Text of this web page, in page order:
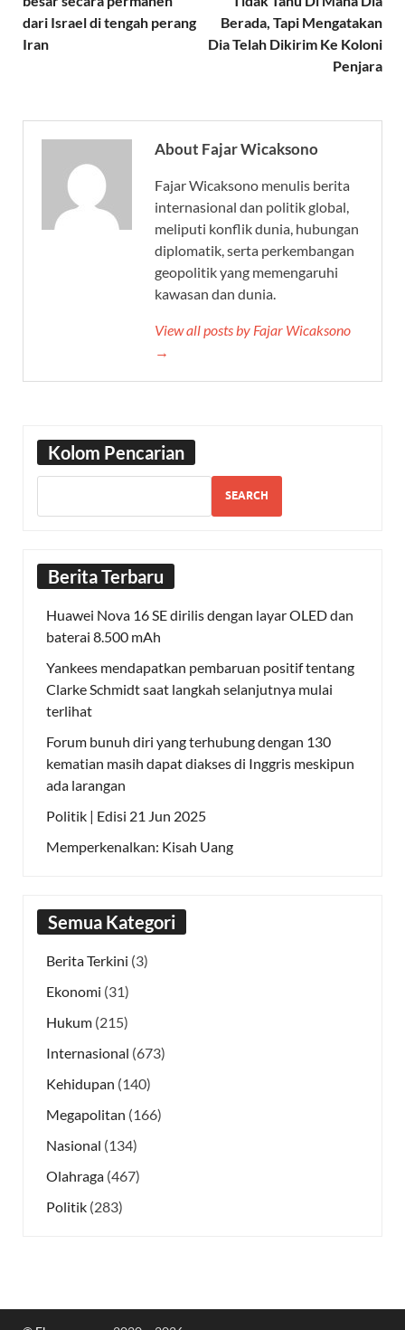
dari Israel di tengah perang
Iran
Berada, Tapi Mengatakan
Dia Telah Dikirim Ke Koloni
Penjara
About Fajar Wicaksono
Fajar Wicaksono menulis berita
internasional dan politik global,
meliputi konflik dunia, hubungan
diplomatik, serta perkembangan
geopolitik yang memengaruhi
kawasan dan dunia.
View all posts by Fajar Wicaksono
→
Kolom Pencarian
SEARCH
Berita Terbaru
Huawei Nova 16 SE dirilis dengan layar OLED dan
baterai 8.500 mAh
Yankees mendapatkan pembaruan positif tentang
Clarke Schmidt saat langkah selanjutnya mulai
terlihat
Forum bunuh diri yang terhubung dengan 130
kematian masih dapat diakses di Inggris meskipun
ada larangan
Politik | Edisi 21 Jun 2025
Memperkenalkan: Kisah Uang
Semua Kategori
Berita Terkini (3)
Ekonomi (31)
Hukum (215)
Internasional (673)
Kehidupan (140)
Megapolitan (166)
Nasional (134)
Olahraga (467)
Politik (283)